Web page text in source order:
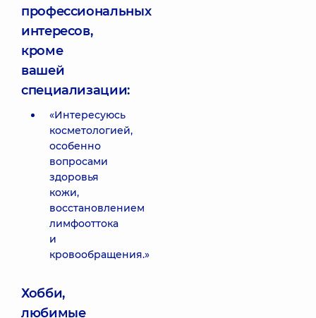
профессиональных
интересов,
кроме
вашей
специализации:
«Интересуюсь
косметологией,
особенно
вопросами
здоровья
кожи,
восстановлением
лимфооттока
и
кровообращения.»
Хобби,
любимые